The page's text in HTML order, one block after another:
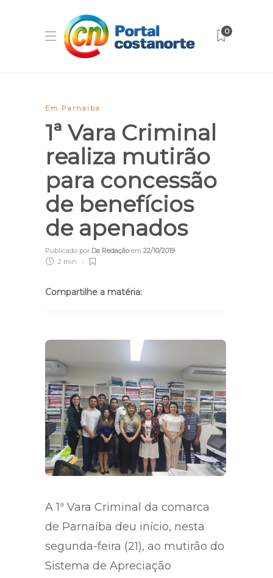
0
Em Parnaíba
1ª Vara Criminal
realiza mutirão
para concessão
de benefícios
de apenados
Publicado por Da Redaçãoem 22/10/2019
2 min
Compartilhe a matéria:
A 1ª Vara Criminal da comarca
de Parnaíba deu início, nesta
segunda-feira (21), ao mutirão do
Sistema de Apreciação